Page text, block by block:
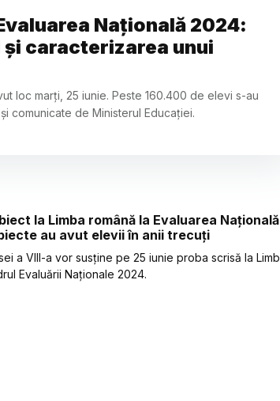
Națională 2024:
caracterizarea unui
loc marți, 25 iunie. Peste 160.400 de elevi s-au
comunicate de Ministerul Educației.
la Limba română la Evaluarea Națională
au avut elevii în anii trecuți
a VIII-a vor susține pe 25 iunie proba scrisă la
Evaluării Naționale 2024.